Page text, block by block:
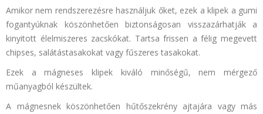
Amikor nem rendszerezésre használjuk őket, ezek a klipek a gumi
fogantyúknak köszönhetően biztonságosan visszazárhatják a
kinyitott élelmiszeres zacskókat. Tartsa frissen a félig megevett
chipses, salátástasakokat vagy fűszeres tasakokat.
Ezek a mágneses klipek kiváló minőségű, nem mérgező
műanyagból készültek.
A mágnesnek köszönhetően hűtőszekrény ajtajára vagy más